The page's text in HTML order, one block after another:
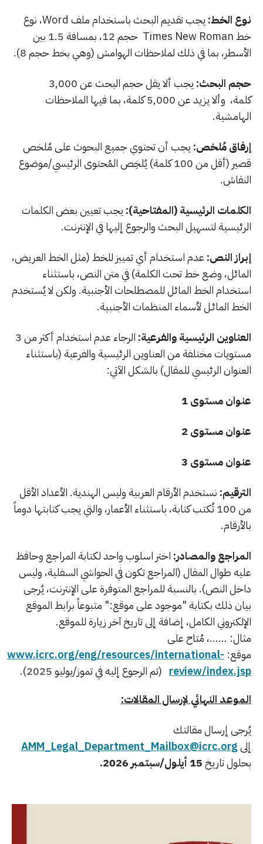
نوع الخط:
يجب تقديم البحث باستخدام ملف Word، نوع
خط Times New Roman حجم 12، بمسافة 1.5 بين
الأسطر، بما في ذلك لملاحظات الهوامش (وهي بخط حجم 8).
حجم البحث:
يجب ألا يقل حجم البحث عن 3,000
كلمة، وألا يزيد عن 5,000 كلمة، بما فيها الملاحظات
الهامشية.
إرفاق مُلخص: يجب أن تحتوي جميع البحوث على مُلخص
قصير (أقل من 100 كلمة) يُلخِص المُحتوى الرئيسي/موضوع
النقاش.
الكلمات الرئيسية (المفتاحية): يجب تعيين بعض الكلمات
الرئيسية لتسهيل البحث والرجوع إليها في الإنترنت.
إبراز النص:عدم استخدام أي تمييز للخط (مثل الخط العريض،
المائل، وضع خط تحت الكلمة) في متن النص، باستثناء
استخدام الخط المائل للمصطلحات الأجنبية. ولكن لا يُستخدم
الخط المائـل لأسماء المنظمات الأجنبية.
العناوين الرئيسية والفرعية:
الرجاء عدم استخدام أكثر من 3
مستويات مختلفة من العناوين الرئيسية والفرعية (باستثناء
العنوان الرئيسي للمقال) بالشكل الآتي:
عنوان مستوى 1
عنوان مستوى 2
عنوان مستوى 3
الترقيم: نستخدم الأرقام العربية وليس الهندية. الأعداد الأقل
من 100 تُكتب كتابة، باستثناء الأعمار، والتي يجب كتابتها دوماً
بالأرقام.
المراجع والمصادر: اختر اسلوب واحد لكتابة المراجع وحافظ
عليه طوال المقال (المراجع تكون في الحواشي السفلية، وليس
داخل النص). بالنسبة للمراجع المتوفرة على الإنترنت، يُرجى
بيان ذلك بكتابة "موجود على موقع:" متبوعاً برابط الموقع
الإلكتروني الكامل، إضافة إلى تاريخ آخر زيارة للموقع.
مثال: ......، مُتاح على
موقع: www.icrc.org/eng/resources/international-
review/index.jsp (تم الرجوع إليه في تموز/يوليو 2025).
الموعد النهائي لإرسال المقالات:
يُرجى إرسال مقالتك
إلىAMM_Legal_Department_Mailbox@icrc.org
بحلول تاريخ